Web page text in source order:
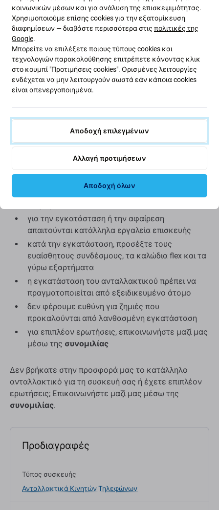
Ποιότητα ανταλλακτικού
Aftermarket:
Αυτό το ανταλλακτικό κατασκευάζεται
από ανεξάρτητο κατασκευαστή ως εναλλακτική
λύση στο αρχικό εξάρτημα. Έχει σχεδιαστεί ώστε να
εφαρμόζει και να λειτουργεί σωστά σε συμβατή
συσκευή. Σε σύγκριση με το αρχικό ανταλλακτικό,
ενδέχεται να υπάρχουν μικρές διαφορές στην
εμφάνιση, την κατασκευή ή την απόδοση.
Εγκατάσταση και συστάσεις:
κατά τον χειρισμό, μην λυγίζετε το καλώδιο flex
σε οξεία γωνία
πριν από την τελική συναρμολόγηση, ελέγξτε τη
για την εγκατάσταση ή την αφαίρεση
απαιτούνται κατάλληλα εργαλεία επισκευής
κατά την εγκατάσταση, προσέξτε τους
ευαίσθητους συνδέσμους, τα καλώδια flex και τα
γύρω εξαρτήματα
η εγκατάσταση του ανταλλακτικού πρέπει να
πραγματοποιείται από εξειδικευμένο άτομο
δεν φέρουμε ευθύνη για ζημιές που
προκαλούνται από λανθασμένη εγκατάσταση
για επιπλέον ερωτήσεις, επικοινωνήστε μαζί μας
μέσω της συνομιλίας
Δεν βρήκατε στην προσφορά μας το κατάλληλο
ανταλλακτικό για τη συσκευή σας ή έχετε επιπλέον
ερωτήσεις; Επικοινωνήστε μαζί μας μέσω της
συνομιλίας.
Προδιαγραφές
Τύπος συσκευής
Ανταλλακτικά Κινητών Τηλεφώνων
κοινωνικών μέσων και για ανάλυση της επισκεψιμότητας.
Χρησιμοποιούμε επίσης cookies για την εξατομίκευση
διαφημίσεων — διαβάστε περισσότερα στις πολιτικές της
Google.
Μπορείτε να επιλέξετε ποιους τύπους cookies και
τεχνολογιών παρακολούθησης επιτρέπετε κάνοντας κλικ
στο κουμπί "Προτιμήσεις cookies". Ορισμένες λειτουργίες
ενδέχεται να μην λειτουργούν σωστά εάν κάποια cookies
είναι απενεργοποιημένα.
Αποδοχή επιλεγμένων
Αλλαγή προτιμήσεων
Αποδοχή όλων